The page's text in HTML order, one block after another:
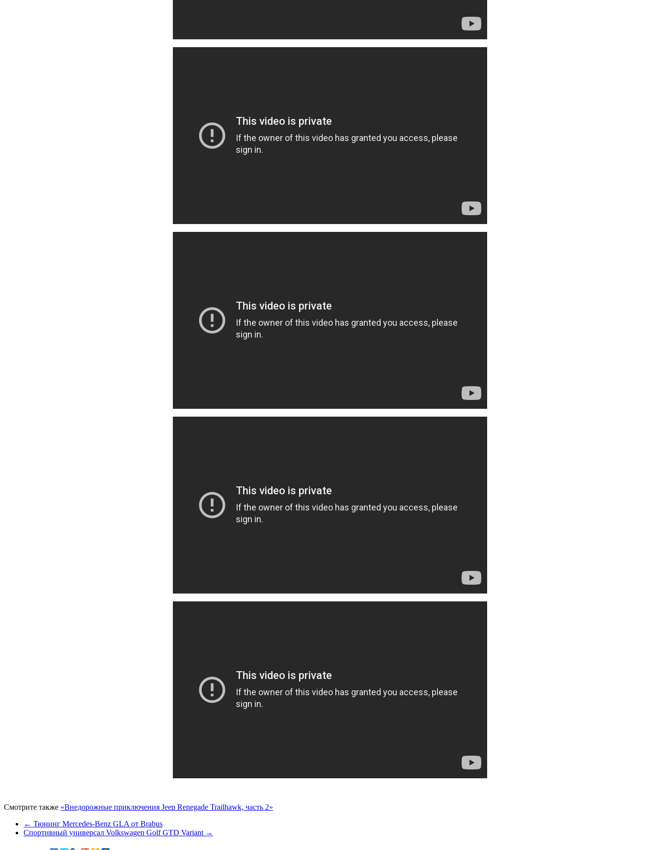
Смотрите также «Внедорожные приключения Jeep Renegade Trailhawk, часть 2»
← Тюнинг Mercedes-Benz GLA от Brabus
Спортивный универсал Volkswagen Golf GTD Variant →